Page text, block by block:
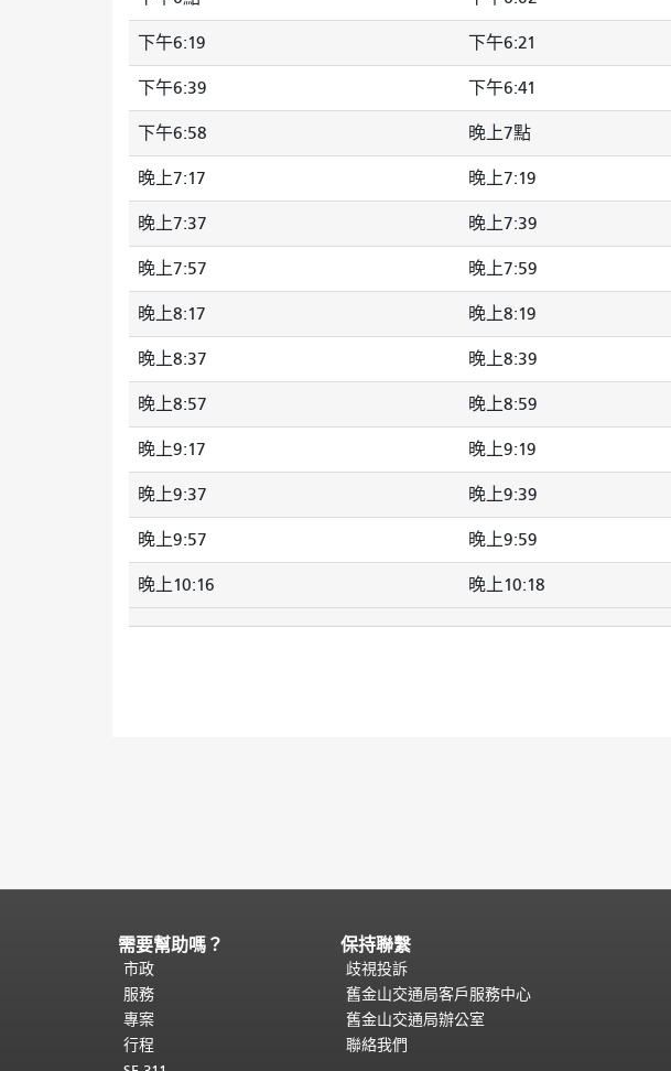
下午6:19 下午6:21
下午6:39 下午6:41
下午6:58 晚上7點
晚上7:17 晚上7:19
晚上7:37 晚上7:39
晚上7:57 晚上7:59
晚上8:17 晚上8:19
晚上8:37 晚上8:39
晚上8:57 晚上8:59
晚上9:17 晚上9:19
晚上9:37 晚上9:39
晚上9:57 晚上9:59
晚上10:16 晚上10:18
頁
面
內
容
結
束。本
需要幫助嗎？
市政
服務
專案
行程
保持聯繫
歧視投訴
舊金山交通局客戶服務中心
舊金山交通局辦公室
聯絡我們